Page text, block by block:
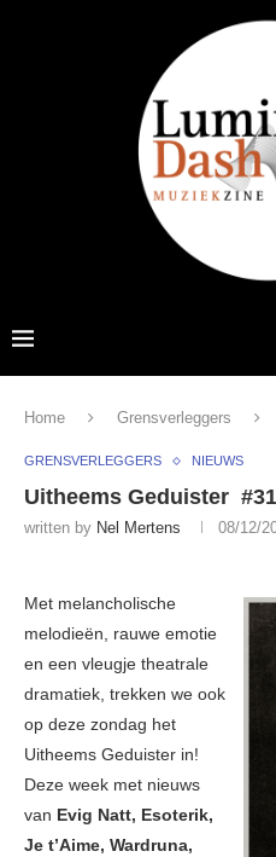
Home Grensverleggers
GRENSVERLEGGERS NIEUWS
Uitheems Geduister
written by Nel Mertens 08/12/
Met melancholische
melodieën, rauwe emotie
en een vleugje theatrale
dramatiek, trekken we ook
op deze zondag het
Uitheems Geduister in!
Deze week met nieuws
van Evig Natt, Esoterik,
Je t’Aime, Wardruna,